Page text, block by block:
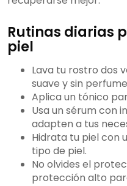
Rutinas diarias
piel
Lava tu rostro dos
suave y sin
Aplica un tónico
Usa un sérum con
adapten a tus
Hidrata tu piel con
tipo de piel.
No olvides el
protección alto